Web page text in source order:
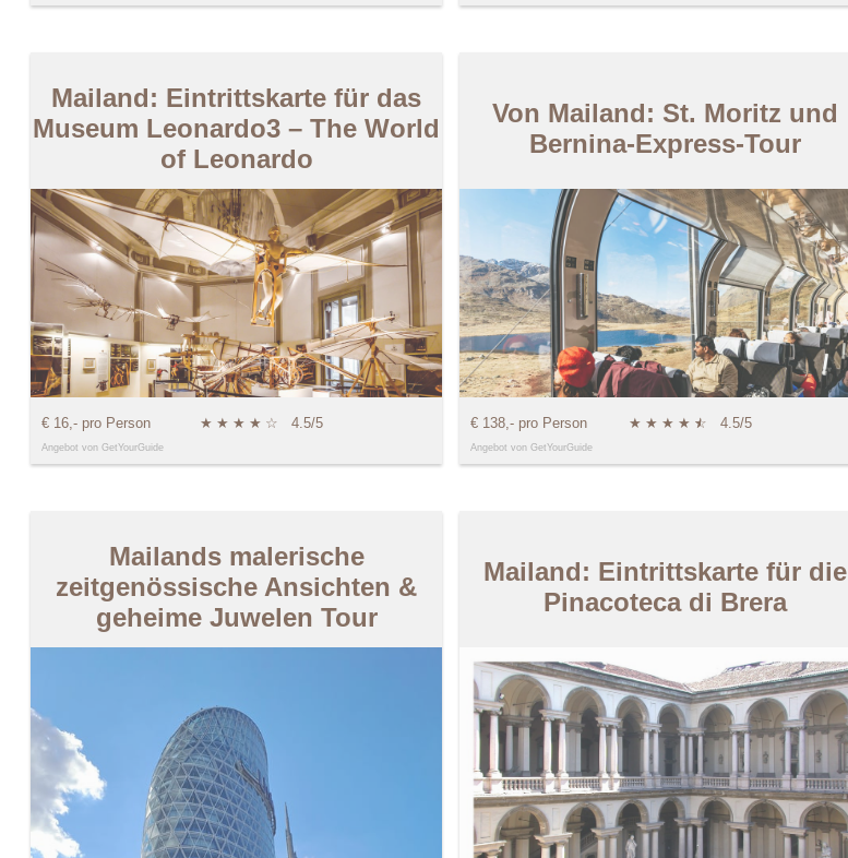
Mailand: Eintrittskarte für das
Museum Leonardo3 – The World
of Leonardo
€ 16,- pro Person ★ ★ ★ ★ ☆ 4.5/5
Angebot von GetYourGuide
Von Mailand: St. Moritz und
Bernina-Express-Tour
€ 138,- pro Person ★ ★ ★ ★ ★
☆ 4.5/5
Angebot von GetYourGuide
Mailands malerische
zeitgenössische Ansichten &
geheime Juwelen Tour
Mailand: Eintrittskarte für die
Pinacoteca di Brera